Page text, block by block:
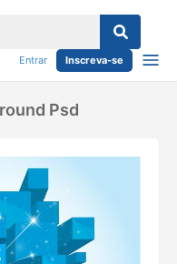
Entrar Inscreva-se
Psd